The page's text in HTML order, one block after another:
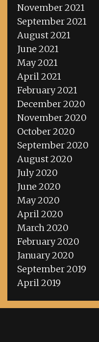
November 2021
September 2021
August 2021
June 2021
May 2021
April 2021
February 2021
December 2020
November 2020
October 2020
September 2020
August 2020
July 2020
June 2020
May 2020
April 2020
March 2020
February 2020
January 2020
September 2019
April 2019